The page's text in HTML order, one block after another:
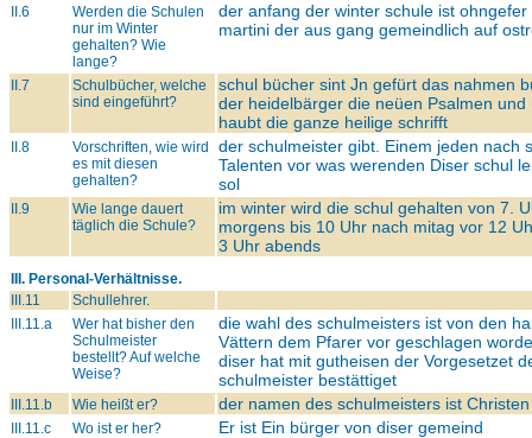
II.6
Werden die Schulen
nur im Winter
gehalten? Wie
lange?
der anfang der winter schule ist ohngefer
martini der aus gang gemeindlich auf
II.7
Schulbücher, welche
sind eingeführt?
schul bücher sint Jn gefürt das nahmen
der heidelbärger die neüen Psalmen und
haubt die ganze heilige schrifft
II.8
Vorschriften, wie wird
es mit diesen
gehalten?
der schulmeister gibt. Einem jeden nach
Talenten vor was werenden Diser schul
sol
II.9
Wie lange dauert
täglich die Schule?
im winter wird die schul gehalten von 7.
morgens bis 10 Uhr nach mitag vor 12
3 Uhr abends
III. Personal-Verhältnisse.
III.11
Schullehrer.
III.11.a
Wer hat bisher den
Schulmeister
bestellt? Auf welche
Weise?
die wahl des schulmeisters ist von den
Vättern dem Pfarer vor geschlagen
diser hat mit gutheisen der Vorgesetzet
schulmeister bestättiget
III.11.b Wie heißt er? der namen des schulmeisters ist
III.11.c Wo ist er her? Er ist Ein bürger von diser gemeind